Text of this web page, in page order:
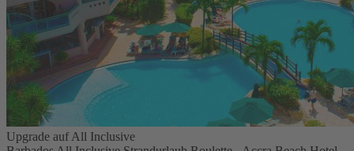
Upgrade auf All Inclusive